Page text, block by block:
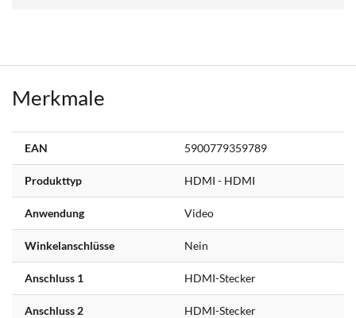
Merkmale
EAN 5900779359789
Produkttyp HDMI - HDMI
Anwendung Video
Winkelanschlüsse Nein
Anschluss 1 HDMI-Stecker
Anschluss 2 HDMI-Stecker